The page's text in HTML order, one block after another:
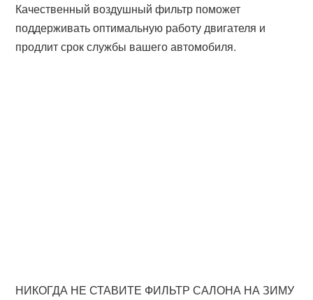
Качественный воздушный фильтр поможет
поддерживать оптимальную работу двигателя и
продлит срок службы вашего автомобиля.
НИКОГДА НЕ СТАВИТЕ ФИЛЬТР САЛОНА НА ЗИМУ